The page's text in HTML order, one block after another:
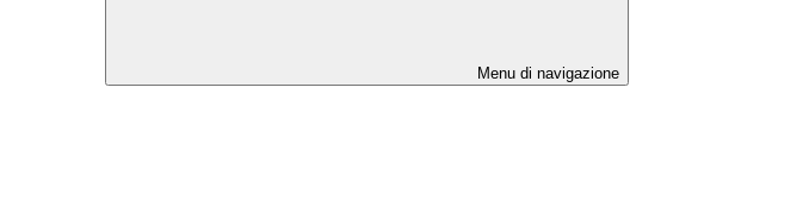
Menu di navigazione